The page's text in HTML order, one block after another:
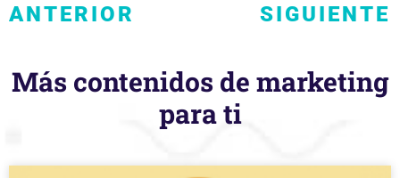
ANTERIOR SIGUIENTE
Más contenidos de marketing
para ti